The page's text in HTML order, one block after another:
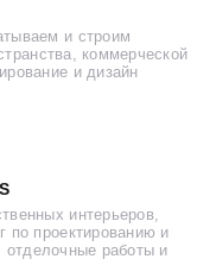
и строим
коммерческой
и дизайн
интерьеров,
по проектированию и
отделочные работы и